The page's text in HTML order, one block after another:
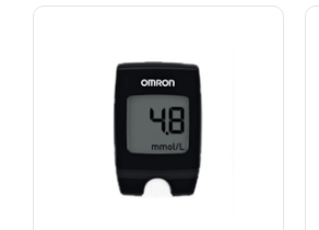
Không có bình luận nào